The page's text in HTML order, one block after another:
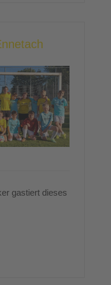
gastiert dieses